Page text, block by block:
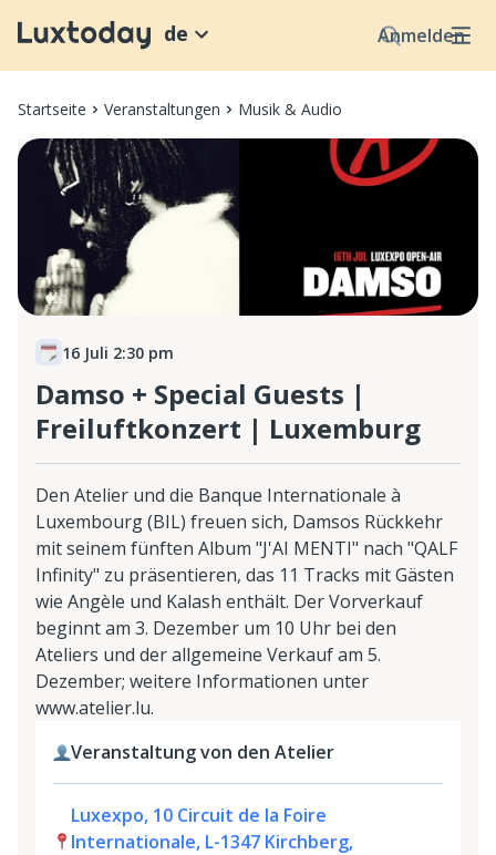
Anmelden
de
Startseite Veranstaltungen Musik & Audio
16 Juli 2:30 pm
Damso + Special Guests |
Freiluftkonzert | Luxemburg
Den Atelier und die Banque Internationale à
Luxembourg (BIL) freuen sich, Damsos Rückkehr
mit seinem fünften Album "J'AI MENTI" nach "QALF
Infinity" zu präsentieren, das 11 Tracks mit Gästen
wie Angèle und Kalash enthält. Der Vorverkauf
beginnt am 3. Dezember um 10 Uhr bei den
Ateliers und der allgemeine Verkauf am 5.
Dezember; weitere Informationen unter
www.atelier.lu.
Veranstaltung von den Atelier
Luxexpo, 10 Circuit de la Foire
Internationale, L-1347 Kirchberg,